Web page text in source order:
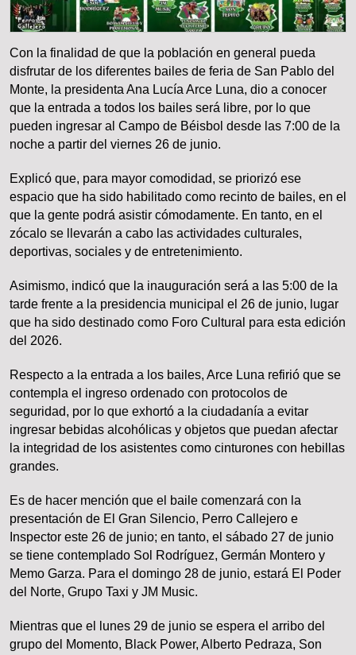
Con la finalidad de que la población en general pueda
disfrutar de los diferentes bailes de feria de San Pablo del
Monte, la presidenta Ana Lucía Arce Luna, dio a conocer
que la entrada a todos los bailes será libre, por lo que
pueden ingresar al Campo de Béisbol desde las 7:00 de la
noche a partir del viernes 26 de junio.
Explicó que, para mayor comodidad, se priorizó ese
espacio que ha sido habilitado como recinto de bailes, en el
que la gente podrá asistir cómodamente. En tanto, en el
zócalo se llevarán a cabo las actividades culturales,
deportivas, sociales y de entretenimiento.
Asimismo, indicó que la inauguración será a las 5:00 de la
tarde frente a la presidencia municipal el 26 de junio, lugar
que ha sido destinado como Foro Cultural para esta edición
del 2026.
Respecto a la entrada a los bailes, Arce Luna refirió que se
contempla el ingreso ordenado con protocolos de
seguridad, por lo que exhortó a la ciudadanía a evitar
ingresar bebidas alcohólicas y objetos que puedan afectar
la integridad de los asistentes como cinturones con hebillas
grandes.
Es de hacer mención que el baile comenzará con la
presentación de El Gran Silencio, Perro Callejero e
Inspector este 26 de junio; en tanto, el sábado 27 de junio
se tiene contemplado Sol Rodríguez, Germán Montero y
Memo Garza. Para el domingo 28 de junio, estará El Poder
del Norte, Grupo Taxi y JM Music.
Mientras que el lunes 29 de junio se espera el arribo del
grupo del Momento, Black Power, Alberto Pedraza, Son